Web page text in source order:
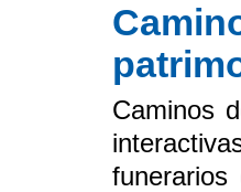
Caminos